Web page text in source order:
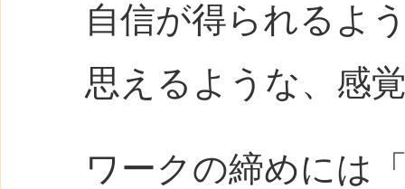
自信が得られるよ
思えるような、感
ワークの締めには